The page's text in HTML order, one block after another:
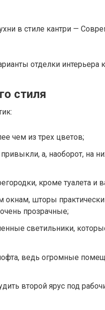
в стиле кантри —
отделки интерьера
стиля
чем из трех цветов;
а, наоборот, на
кроме туалета и
окнам, шторы
прозрачные;
светильники,
ведь огромные
второй ярус под